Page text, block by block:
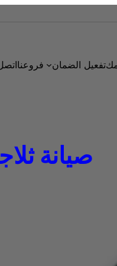
فروعنا تفعيل الضمان
صيانة ثلاجات